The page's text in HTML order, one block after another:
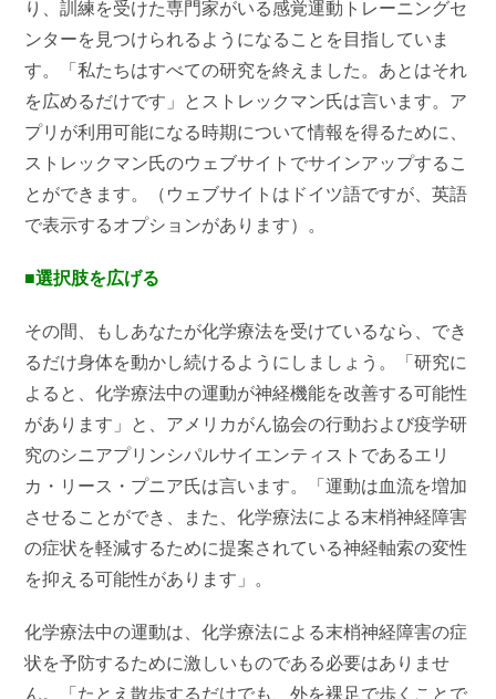
り、訓練を受けた専門家がいる感覚運動トレーニングセ
ンターを見つけられるようになることを目指していま
す。「私たちはすべての研究を終えました。あとはそれ
を広めるだけです」とストレックマン氏は言います。ア
プリが利用可能になる時期について情報を得るために、
ストレックマン氏のウェブサイトでサインアップするこ
とができます。（ウェブサイトはドイツ語ですが、英語
で表示するオプションがあります）。
■選択肢を広げる
その間、もしあなたが化学療法を受けているなら、でき
るだけ身体を動かし続けるようにしましょう。「研究に
よると、化学療法中の運動が神経機能を改善する可能性
があります」と、アメリカがん協会の行動および疫学研
究のシニアプリンシパルサイエンティストであるエリ
カ・リース・プニア氏は言います。「運動は血流を増加
させることができ、また、化学療法による末梢神経障害
の症状を軽減するために提案されている神経軸索の変性
を抑える可能性があります」。
化学療法中の運動は、化学療法による末梢神経障害の症
状を予防するために激しいものである必要はありませ
ん。「たとえ散歩するだけでも、外を裸足で歩くことで